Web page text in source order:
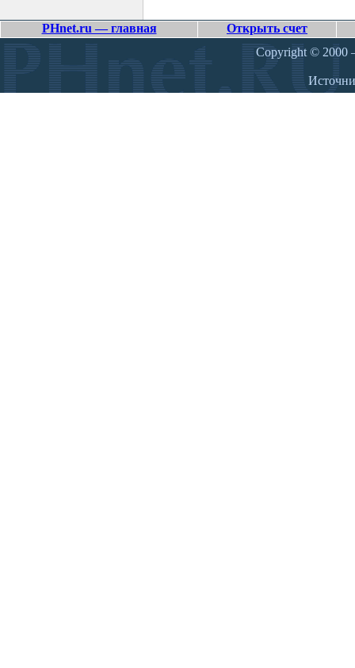
PHnet.ru — главная
Открыть счет
Copyright © 2000